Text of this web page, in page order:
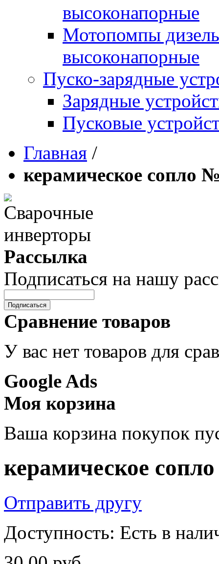
высоконапорные
Мотопомпы
высоконапорные
Пуско-зарядные
Зарядные
Пусковые
Главная /
керамическое сопло
Рассылка
Подписаться на нашу
Подписаться
Сравнение товаров
У вас нет товаров для
Google Ads
Моя корзина
Ваша корзина покупок
керамическое
Отправить другу
Доступность: Есть в